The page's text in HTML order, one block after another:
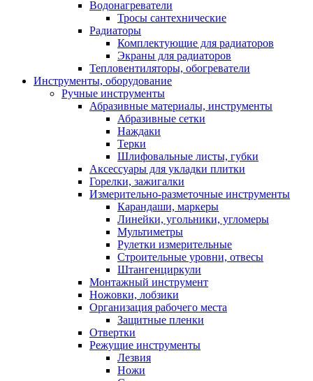
Водонагреватели
Тросы сантехнические
Радиаторы
Комплектующие для радиаторов
Экраны для радиаторов
Тепловентиляторы, обогреватели
Инструменты, оборудование
Ручные инструменты
Абразивные материалы, инструменты
Абразивные сетки
Наждаки
Терки
Шлифовальные листы, губки
Аксессуары для укладки плитки
Горелки, зажигалки
Измерительно-разметочные инструменты
Карандаши, маркеры
Линейки, угольники, угломеры
Мультиметры
Рулетки измерительные
Строительные уровни, отвесы
Штангенциркули
Монтажный инструмент
Ножовки, лобзики
Организация рабочего места
Защитные пленки
Отвертки
Режущие инструменты
Лезвия
Ножи